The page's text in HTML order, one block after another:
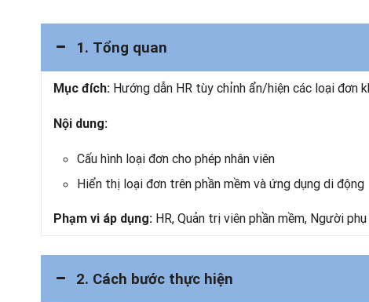
1. Tổng quan
Mục đích: Hướng dẫn HR tùy chỉnh ẩn/hiện các loại đơn
Nội dung:
Cấu hình loại đơn cho phép nhân viên
Hiển thị loại đơn trên phần mềm và ứng dụng di động
Phạm vi áp dụng: HR, Quản trị viên phần mềm, Người
2. Cách bước thực hiện